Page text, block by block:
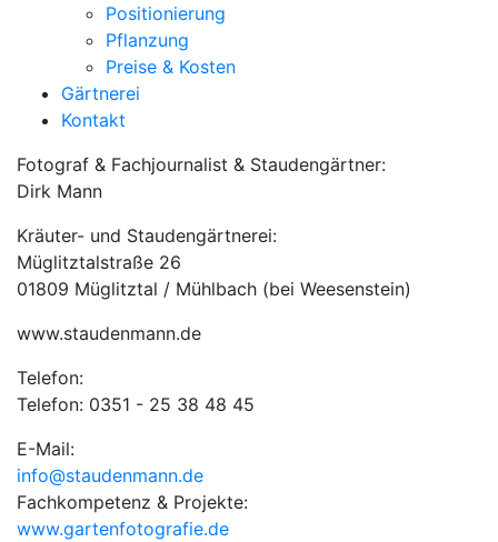
Positionierung
Pflanzung
Preise & Kosten
Gärtnerei
Kontakt
Fotograf & Fachjournalist & Staudengärtner:
Dirk Mann
Kräuter- und Staudengärtnerei:
Müglitztalstraße 26
01809 Müglitztal / Mühlbach (bei Weesenstein)
www.staudenmann.de
Telefon:
Telefon: 0351 - 25 38 48 45
E-Mail:
info@staudenmann.de
Fachkompetenz & Projekte:
www.gartenfotografie.de